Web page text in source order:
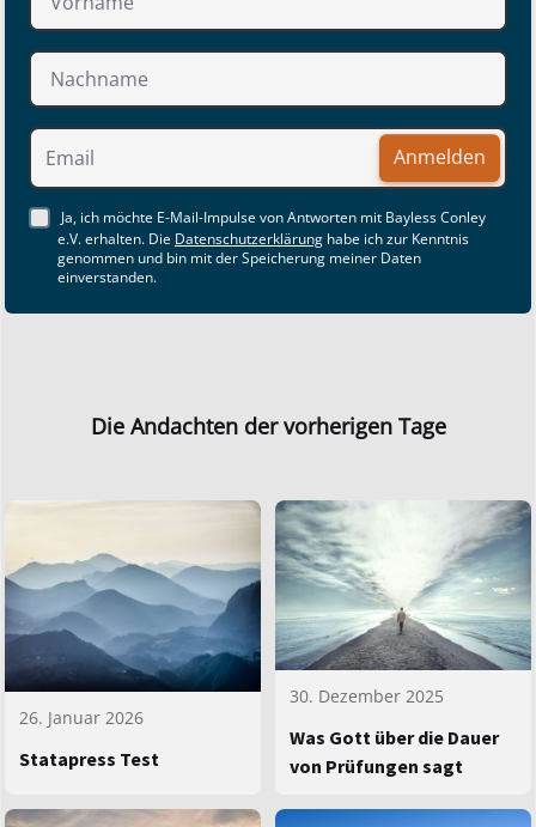
Anmelden
Ja, ich möchte E-Mail-Impulse von Antworten mit Bayless Conley
e.V. erhalten. Die Datenschutzerklärung habe ich zur Kenntnis
genommen und bin mit der Speicherung meiner Daten
einverstanden.
Die Andachten der vorherigen Tage
26. Januar 2026
Statapress Test
30. Dezember 2025
Was Gott über die Dauer
von Prüfungen sagt